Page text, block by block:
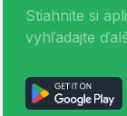
Stiahnite si
vyhľadajte